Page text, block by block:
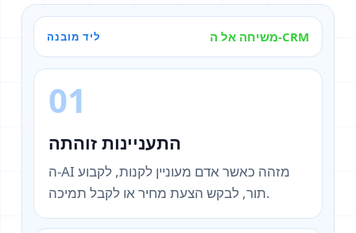
ליד מובנה משיחה אל ה-CRM
01
התעניינות זוהתה
ה-AI מזהה כאשר אדם מעוניין לקנות, לקבוע
תור, לבקש הצעת מחיר או לקבל תמיכה.